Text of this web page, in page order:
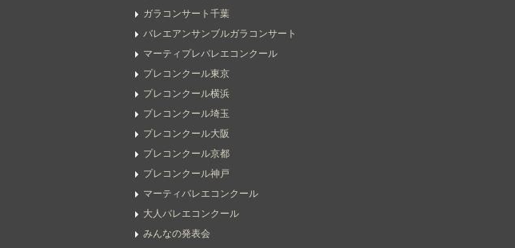
ガラコンサート千葉
バレエアンサンブルガラコンサート
マーティプレバレエコンクール
プレコンクール東京
プレコンクール横浜
プレコンクール埼玉
プレコンクール大阪
プレコンクール京都
プレコンクール神戸
マーティバレエコンクール
大人バレエコンクール
みんなの発表会